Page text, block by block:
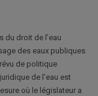
du droit de l’eau
des eaux publiques
de politique
de l’eau est
où le législateur a